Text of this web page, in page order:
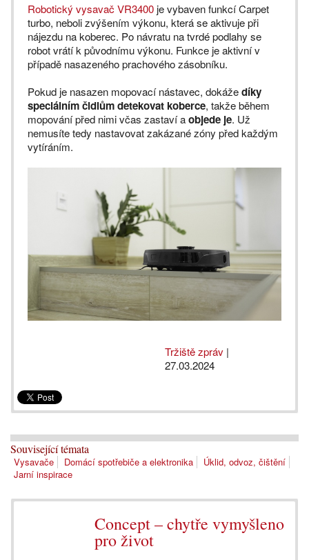
Robotický vysavač VR3400 je vybaven funkcí Carpet
turbo, neboli zvýšením výkonu, která se aktivuje při
nájezdu na koberec. Po návratu na tvrdé podlahy se
robot vrátí k původnímu výkonu. Funkce je aktivní v
případě nasazeného prachového zásobníku.
Pokud je nasazen mopovací nástavec, dokážedíky
speciálním čidlům detekovat koberce, takže během
mopování před nimi včas zastaví aobjede je. Už
nemusíte tedy nastavovat zakázané zóny před každým
vytíráním.
Tržiště zpráv |
27.03.2024
Související témata
Vysavače Domácí spotřebiče a elektronika
Úklid, odvoz, čištění
Jarní inspirace
Concept – chytře vymyšleno
pro život